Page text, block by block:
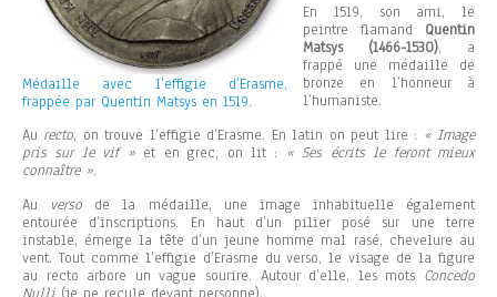
Médaille avec l’effigie d’Erasme,
frappée par Quentin Matsys en 1519.
En 1519, son ami, le
peintre flamand Quentin
Matsys (1466-1530), a
frappé une médaille de
bronze en l’honneur à
l’humaniste.
Au recto, on trouve l’effigie d’Erasme. En latin on peut lire : « Image
pris sur le vif »et en grec, on lit : « Ses écrits le feront mieux
connaître ».
Au
verso de la médaille, une image inhabituelle également
entourée d’inscriptions. En haut d’un pilier posé sur une terre
instable, émerge la tête d’un jeune homme mal rasé, chevelure au
vent. Tout comme l’effigie d’Erasme du verso, le visage de la figure
au recto arbore un vague sourire. Autour d’elle, les mots Concedo